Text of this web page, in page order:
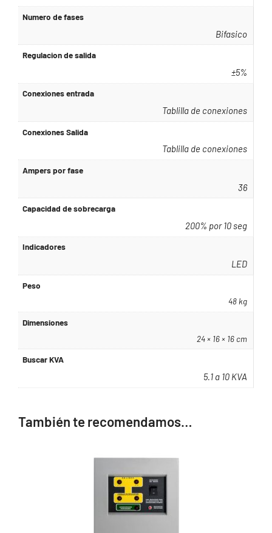
Numero de fases
Bifasico
Regulacion de salida
±5%
Conexiones entrada
Tablilla de conexiones
Conexiones Salida
Tablilla de conexiones
Ampers por fase
36
Capacidad de sobrecarga
200% por 10 seg
Indicadores
LED
Peso
48 kg
Dimensiones
24 × 16 × 16 cm
Buscar KVA
5.1 a 10 KVA
También te recomendamos…